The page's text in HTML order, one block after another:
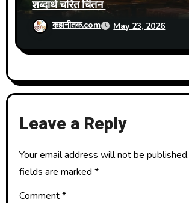
शब्दार्थ चरित चिंतन
कहानीतक.com May 23, 2026
Leave a Reply
Your email address will not be published.
fields are marked *
Comment*